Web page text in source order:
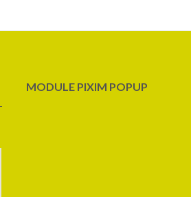
MODULE PIXIM POPUP